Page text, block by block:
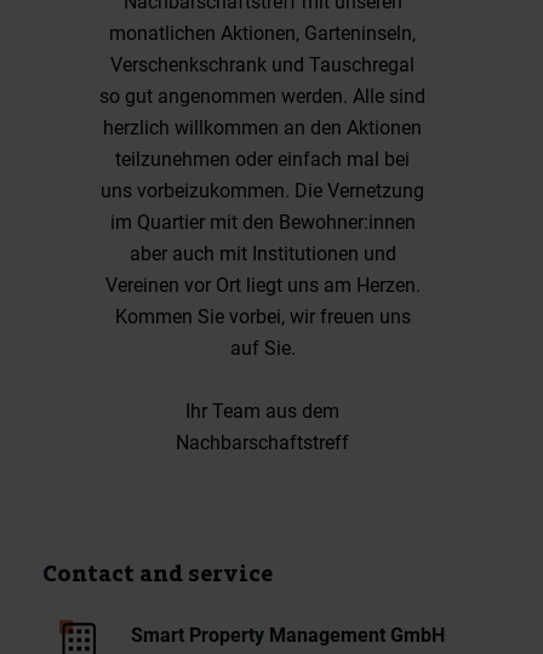
monatlichen Aktionen, Garteninseln,
Verschenkschrank und Tauschregal
so gut angenommen werden. Alle sind
herzlich willkommen an den Aktionen
teilzunehmen oder einfach mal bei
uns vorbeizukommen. Die Vernetzung
im Quartier mit den Bewohner:innen
aber auch mit Institutionen und
Vereinen vor Ort liegt uns am Herzen.
Kommen Sie vorbei, wir freuen uns
auf Sie.
Ihr Team aus dem
Nachbarschaftstreff
Contact and service
Smart Property Management GmbH